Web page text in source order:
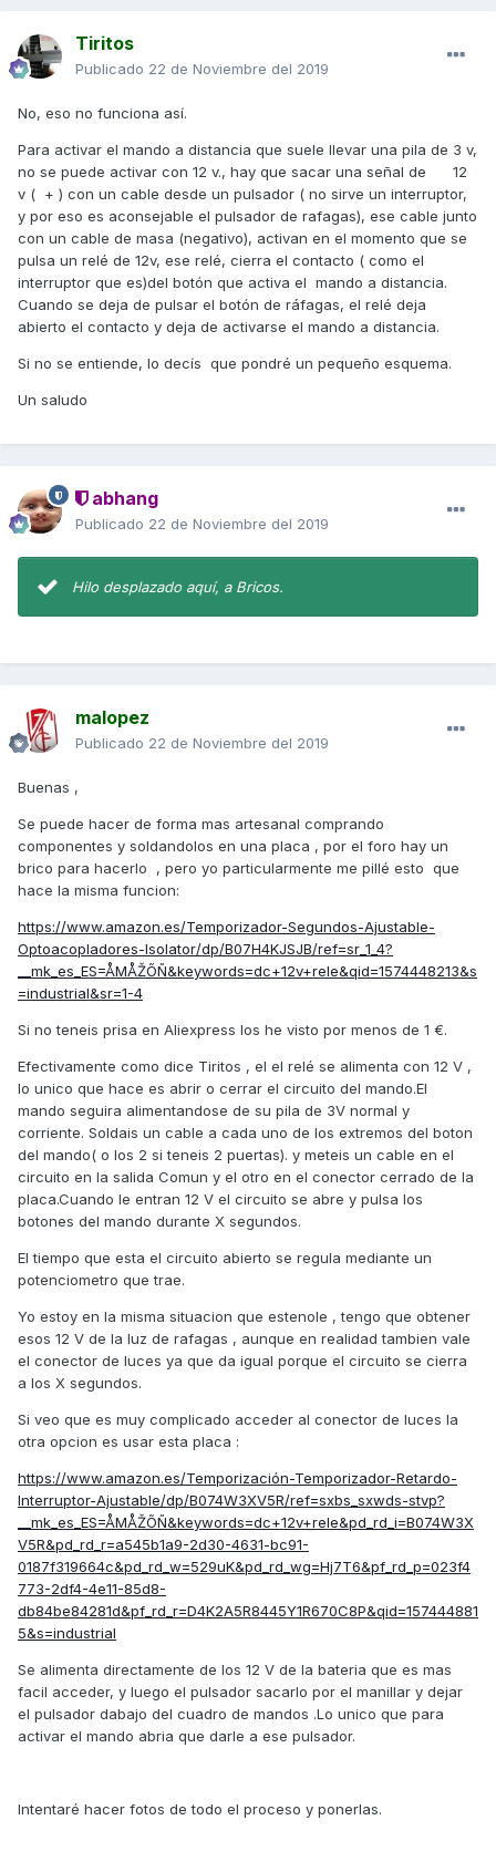
Tiritos
Publicado 22 de Noviembre del 2019
No, eso no funciona así.
Para activar el mando a distancia que suele llevar una pila de 3 v,
no se puede activar con 12 v., hay que sacar una señal de 12
v ( + ) con un cable desde un pulsador ( no sirve un interruptor,
y por eso es aconsejable el pulsador de rafagas), ese cable junto
con un cable de masa (negativo), activan en el momento que se
pulsa un relé de 12v, ese relé, cierra el contacto ( como el
interruptor que es)del botón que activa el mando a distancia.
Cuando se deja de pulsar el botón de ráfagas, el relé deja
abierto el contacto y deja de activarse el mando a distancia.
Si no se entiende, lo decís que pondré un pequeño esquema.
Un saludo
abhang
Publicado 22 de Noviembre del 2019
Hilo desplazado aquí, a Bricos.
malopez
Publicado 22 de Noviembre del 2019
Buenas ,
Se puede hacer de forma mas artesanal comprando
componentes y soldandolos en una placa , por el foro hay un
brico para hacerlo , pero yo particularmente me pillé esto que
hace la misma funcion:
https://www.amazon.es/Temporizador-Segundos-Ajustable-
Optoacopladores-Isolator/dp/B07H4KJSJB/ref=sr_1_4?
__mk_es_ES=ÅMÅŽÕÑ&keywords=dc+12v+rele&qid=1574448213&s
=industrial&sr=1-4
Si no teneis prisa en Aliexpress los he visto por menos de 1 €.
Efectivamente como dice Tiritos , el el relé se alimenta con 12 V ,
lo unico que hace es abrir o cerrar el circuito del mando.El
mando seguira alimentandose de su pila de 3V normal y
corriente. Soldais un cable a cada uno de los extremos del boton
del mando( o los 2 si teneis 2 puertas). y meteis un cable en el
circuito en la salida Comun y el otro en el conector cerrado de la
placa.Cuando le entran 12 V el circuito se abre y pulsa los
botones del mando durante X segundos.
El tiempo que esta el circuito abierto se regula mediante un
potenciometro que trae.
Yo estoy en la misma situacion que estenole , tengo que obtener
esos 12 V de la luz de rafagas , aunque en realidad tambien vale
el conector de luces ya que da igual porque el circuito se cierra
a los X segundos.
Si veo que es muy complicado acceder al conector de luces la
otra opcion es usar esta placa :
https://www.amazon.es/Temporización-Temporizador-Retardo-
Interruptor-Ajustable/dp/B074W3XV5R/ref=sxbs_sxwds-stvp?
__mk_es_ES=ÅMÅŽÕÑ&keywords=dc+12v+rele&pd_rd_i=B074W3X
V5R&pd_rd_r=a545b1a9-2d30-4631-bc91-
0187f319664c&pd_rd_w=529uK&pd_rd_wg=Hj7T6&pf_rd_p=023f4
773-2df4-4e11-85d8-
db84be84281d&pf_rd_r=D4K2A5R8445Y1R670C8P&qid=157444881
5&s=industrial
Se alimenta directamente de los 12 V de la bateria que es mas
facil acceder, y luego el pulsador sacarlo por el manillar y dejar
el pulsador dabajo del cuadro de mandos .Lo unico que para
activar el mando abria que darle a ese pulsador.
Intentaré hacer fotos de todo el proceso y ponerlas.